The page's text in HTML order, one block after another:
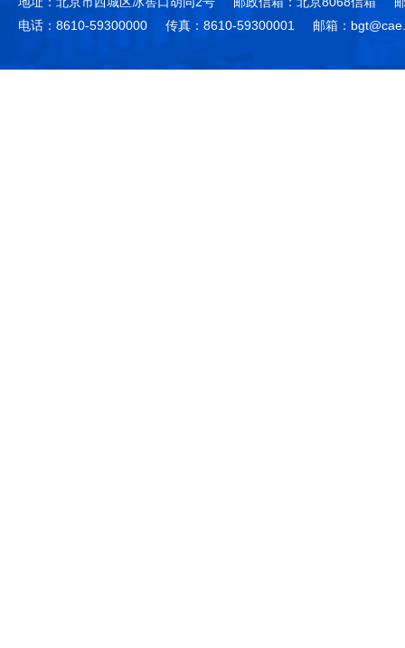
电话：8610-59300000
传真：8610-59300001 邮箱：